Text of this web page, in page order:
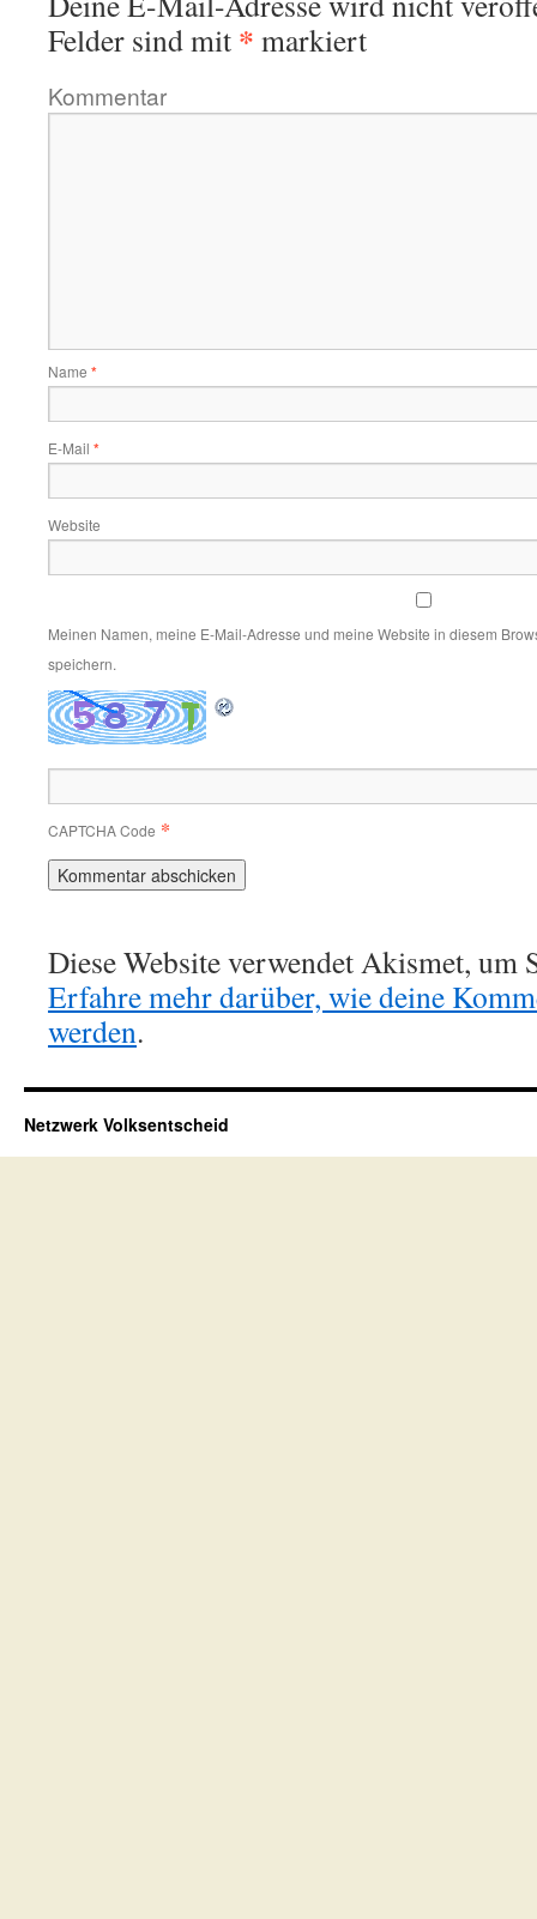
Felder sind mit * markiert
Kommentar
Name *
E-Mail *
Website
Meinen Namen, meine E-Mail-Adresse und meine Website in diesem
speichern.
CAPTCHA Code *
Diese Website verwendet Akismet, um
Erfahre mehr darüber, wie deine
werden.
Netzwerk Volksentscheid